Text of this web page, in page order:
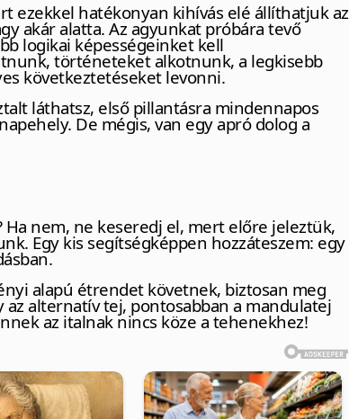
ezekkel hatékonyan kihívás elé állíthatjuk az
akár alatta. Az agyunkat próbára tevő
logikai képességeinket kell
történeteket alkotnunk, a legkisebb
következtetéseket levonni.
láthatsz, első pillantásra mindennapos
De mégis, van egy apró dolog a
nem, ne keseredj el, mert előre jeleztük,
Egy kis segítségképpen hozzáteszem: egy
alapú étrendet követnek, biztosan meg
alternatív tej, pontosabban a mandulatej
az italnak nincs köze a tehenekhez!